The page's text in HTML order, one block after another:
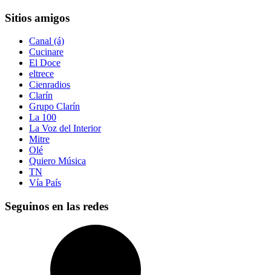
Sitios amigos
Canal (á)
Cucinare
El Doce
eltrece
Cienradios
Clarín
Grupo Clarín
La 100
La Voz del Interior
Mitre
Olé
Quiero Música
TN
Vía País
Seguinos en las redes